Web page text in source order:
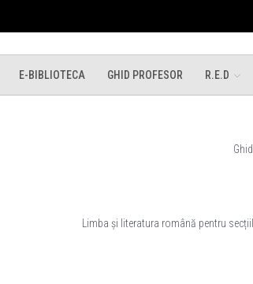
E-BIBLIOTECA GHID PROFESOR R.E.D
Limba și literatura română pentru